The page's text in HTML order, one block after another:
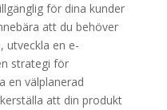
för dina kunder
att du behöver
utveckla en e-
strategi för
en välplanerad
att din produkt